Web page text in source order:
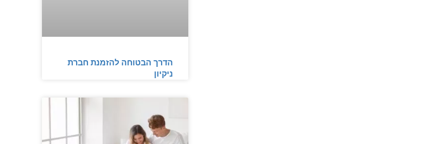
הדרך הבטוחה להזמנת חברת
ניקיון